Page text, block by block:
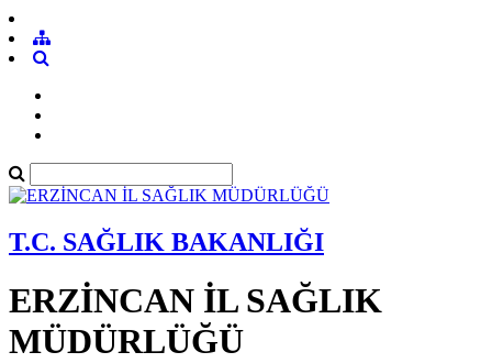
T.C. SAĞLIK BAKANLIĞI
ERZİNCAN İL SAĞLIK
MÜDÜRLÜĞÜ